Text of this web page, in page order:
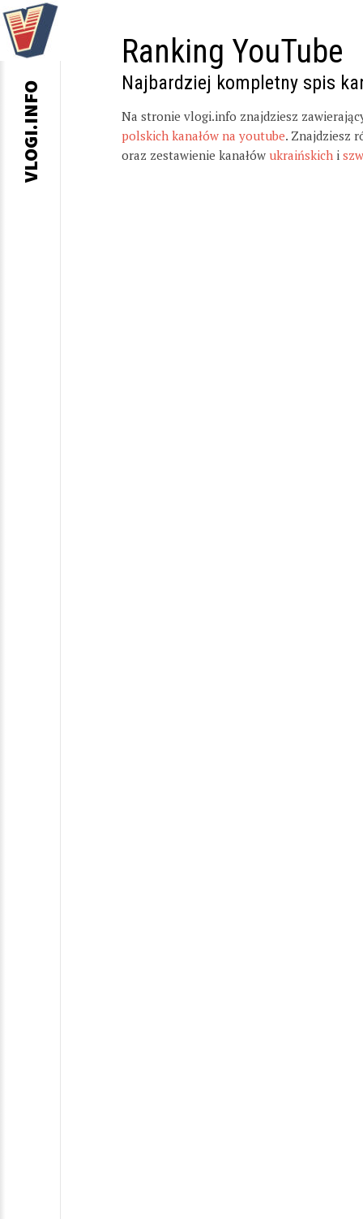
Ranking YouTube
Najbardziej kompletny spis
Na stronie vlogi.info znajdziesz
polskich kanałów na youtube. Znajdziesz
oraz zestawienie kanałów ukraińskich i
VLOGI.INFO